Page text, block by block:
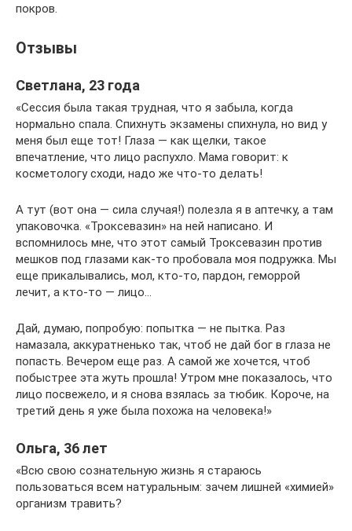
покров.
Отзывы
Светлана, 23 года
«Сессия была такая трудная, что я забыла, когда
нормально спала. Спихнуть экзамены спихнула, но вид у
меня был еще тот! Глаза — как щелки, такое
впечатление, что лицо распухло. Мама говорит: к
косметологу сходи, надо же что-то делать!
А тут (вот она — сила случая!) полезла я в аптечку, а там
упаковочка. «Троксевазин» на ней написано. И
вспомнилось мне, что этот самый Троксевазин против
мешков под глазами как-то пробовала моя подружка. Мы
еще прикалывались, мол, кто-то, пардон, геморрой
лечит, а кто-то — лицо…
Дай, думаю, попробую: попытка — не пытка. Раз
намазала, аккуратненько так, чтоб не дай бог в глаза не
попасть. Вечером еще раз. А самой же хочется, чтоб
побыстрее эта жуть прошла! Утром мне показалось, что
лицо посвежело, и я снова взялась за тюбик. Короче, на
третий день я уже была похожа на человека!»
Ольга, 36 лет
«Всю свою сознательную жизнь я стараюсь
пользоваться всем натуральным: зачем лишней «химией»
организм травить?